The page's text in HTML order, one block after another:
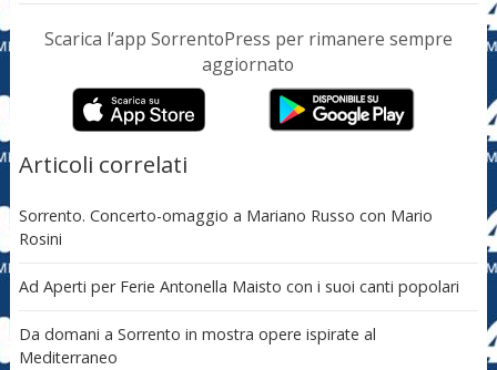
Scarica l’app SorrentoPress per rimanere sempre
aggiornato
Articoli correlati
Sorrento. Concerto-omaggio a Mariano Russo con Mario
Rosini
Ad Aperti per Ferie Antonella Maisto con i suoi canti popolari
Da domani a Sorrento in mostra opere ispirate al
Mediterraneo